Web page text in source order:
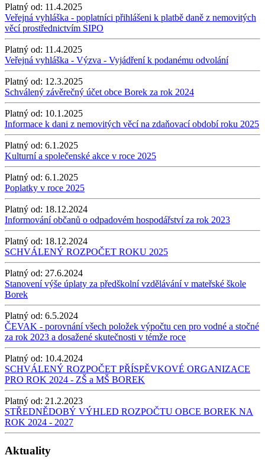
Platný od: 11.4.2025
Veřejná vyhláška - poplatníci přihlášeni k platbě daně z nemovitých
věcí prostřednictvím SIPO
Platný od: 11.4.2025
Veřejná vyhláška - Výzva - Vyjádření k podanému odvolání
Platný od: 12.3.2025
Schválený závěrečný účet obce Borek za rok 2024
Platný od: 10.1.2025
Informace k dani z nemovitých věcí na zdaňovací období roku 2025
Platný od: 6.1.2025
Kulturní a společenské akce v roce 2025
Platný od: 6.1.2025
Poplatky v roce 2025
Platný od: 18.12.2024
Informování občanů o odpadovém hospodářství za rok 2023
Platný od: 18.12.2024
SCHVÁLENÝ ROZPOČET ROKU 2025
Platný od: 27.6.2024
Stanovení výše úplaty za předškolní vzdělávání v mateřské škole
Borek
Platný od: 6.5.2024
ČEVAK - porovnání všech položek výpočtu cen pro vodné a stočné
za rok 2023 a dosažené skutečnosti v témže roce
Platný od: 10.4.2024
SCHVÁLENÝ ROZPOČET PŘÍSPĚVKOVÉ ORGANIZACE
PRO ROK 2024 - ZŠ a MŠ BOREK
Platný od: 21.2.2023
STŘEDNĚDOBÝ VÝHLED ROZPOČTU OBCE BOREK NA
ROK 2024 - 2027
Aktuality